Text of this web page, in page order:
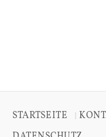
STARTSEITE